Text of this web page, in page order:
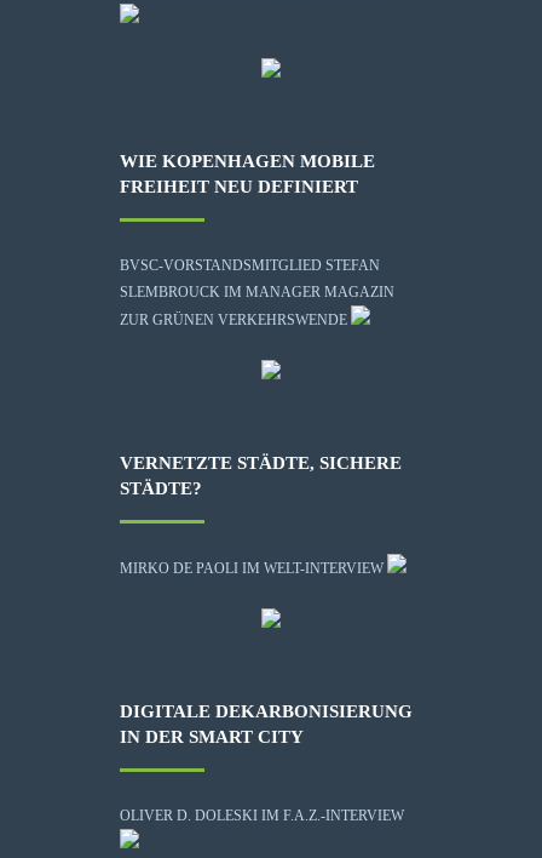
WIE KOPENHAGEN MOBILE
FREIHEIT NEU DEFINIERT
BVSC-VORSTANDSMITGLIED STEFAN
SLEMBROUCK IM MANAGER MAGAZIN
ZUR GRÜNEN VERKEHRSWENDE
VERNETZTE STÄDTE, SICHERE
STÄDTE?
MIRKO DE PAOLI IM WELT-INTERVIEW
DIGITALE DEKARBONISIERUNG
IN DER SMART CITY
OLIVER D. DOLESKI IM F.A.Z.-INTERVIEW